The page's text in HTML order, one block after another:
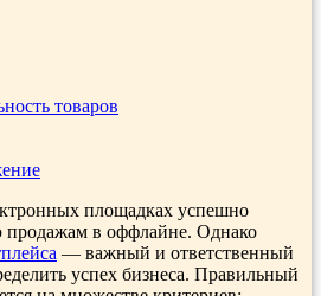
товаров
площадках успешно
продажам в оффлайне. Однако
— важный и ответственный
успех бизнеса. Правильный